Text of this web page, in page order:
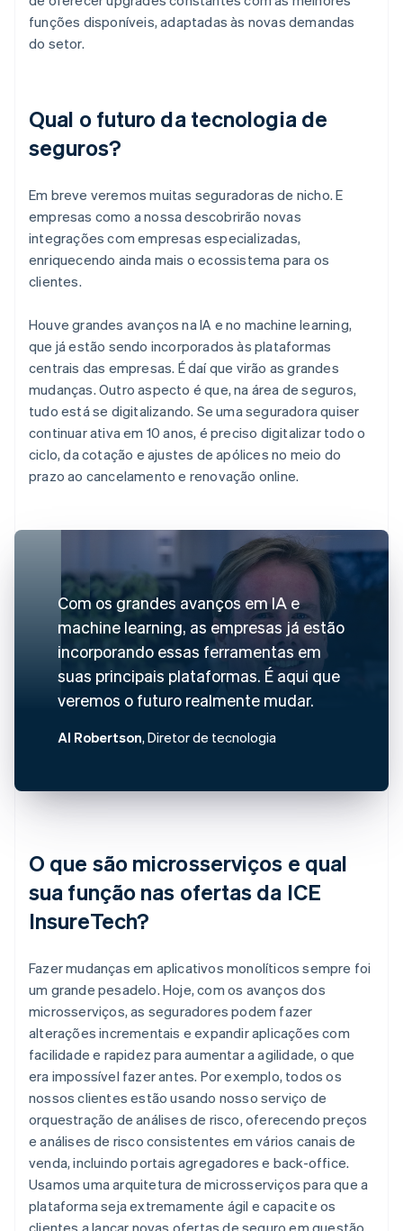
funções disponíveis, adaptadas às novas demandas
do setor.
Qual o futuro da tecnologia de
seguros?
Em breve veremos muitas seguradoras de nicho. E
empresas como a nossa descobrirão novas
integrações com empresas especializadas,
enriquecendo ainda mais o ecossistema para os
clientes.
Houve grandes avanços na IA e no machine learning,
que já estão sendo incorporados às plataformas
centrais das empresas. É daí que virão as grandes
mudanças. Outro aspecto é que, na área de seguros,
tudo está se digitalizando. Se uma seguradora quiser
continuar ativa em 10 anos, é preciso digitalizar todo o
ciclo, da cotação e ajustes de apólices no meio do
prazo ao cancelamento e renovação online.
Com os grandes avanços em IA e
machine learning, as empresas já estão
incorporando essas ferramentas em
suas principais plataformas. É aqui que
veremos o futuro realmente mudar.
Al Robertson, Diretor de tecnologia
O que são microsserviços e qual
sua função nas ofertas da ICE
InsureTech?
Fazer mudanças em aplicativos monolíticos sempre foi
um grande pesadelo. Hoje, com os avanços dos
microsserviços, as seguradores podem fazer
alterações incrementais e expandir aplicações com
facilidade e rapidez para aumentar a agilidade, o que
era impossível fazer antes. Por exemplo, todos os
nossos clientes estão usando nosso serviço de
orquestração de análises de risco, oferecendo preços
e análises de risco consistentes em vários canais de
venda, incluindo portais agregadores e back-office.
Usamos uma arquitetura de microsserviços para que a
plataforma seja extremamente ágil e capacite os
clientes a lançar novas ofertas de seguro em questão